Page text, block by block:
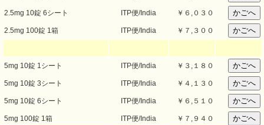
2.5mg 10錠 6シート ITP便/India ￥ ６,０３０
2.5mg 100錠 1箱 ITP便/India ￥ ７,３００
5mg 10錠 1シート ITP便/India ￥ ３,１８０
5mg 10錠 3シート ITP便/India ￥ ４,１３０
5mg 10錠 6シート ITP便/India ￥ ６,５１０
5mg 100錠 1箱 ITP便/India ￥ ７,９４０